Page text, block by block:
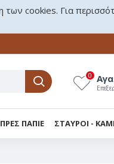
των cookies. Για
0
ΠΑΠΙΕ ΣΤΑΥΡΟΙ -